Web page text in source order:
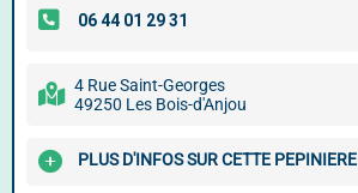
4 Rue Saint-Georges
49250 Les Bois-d'Anjou
PLUS D'INFOS SUR CETTE PEPINIERE